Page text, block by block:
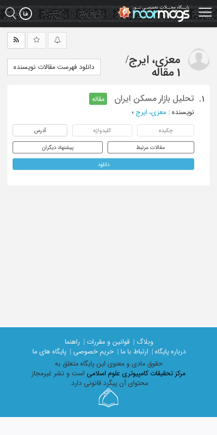
Skip
to
main
معزی، ایرج/
1 مقاله
دانلود فهرست مقالات نویسنده
1. تحلیل بازار مسکن ایران
مقاله
نویسنده : معزی، ایرج ؛
چکیده کلیدواژه آدرس
مقالات مرتبط پیشنهاد دیگران
دانلود
وبلاگ | قوانین و مقررات |
راهنما
درباره پایگاه |
ارتباط با ما | حریم خصوصی |
پایگاه های ما
حقوق مادی و معنوی اين پايگاه متعلق به
مرکز تحقیقات کامپیوتری علوم اسلامی است و نشر غیرمجاز
محتوای آن پیگرد قانونی دارد.